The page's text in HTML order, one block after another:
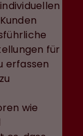
für
erfassen
wie